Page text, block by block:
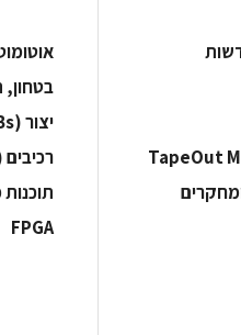
TapeOut
בטחון,
‫יצור (‪(FABs‬‬
‫רכיבים‬ (IOT)
‫‪FPGA‬‬